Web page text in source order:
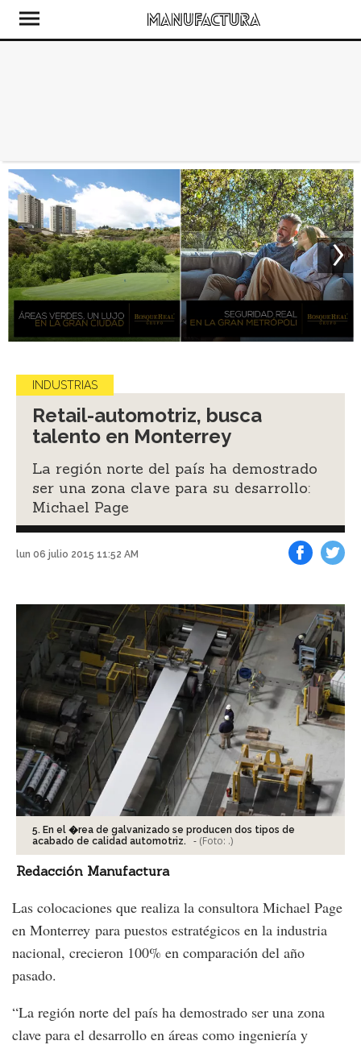
INDUSTRIAS
Retail-automotriz, busca
talento en Monterrey
La región norte del país ha demostrado
ser una zona clave para su desarrollo:
Michael Page
lun 06 julio 2015 11:52 AM
5. En el �rea de galvanizado se producen dos tipos de
acabado de calidad automotriz.
- (Foto: .)
Redacción Manufactura
Las colocaciones que realiza la consultora Michael Page
en Monterrey para puestos estratégicos en la industria
nacional, crecieron 100% en comparación del año
pasado.
“La región norte del país ha demostrado ser una zona
clave para el desarrollo en áreas como ingeniería y